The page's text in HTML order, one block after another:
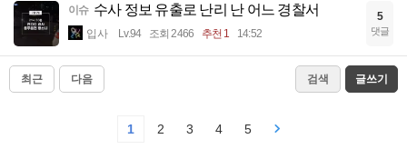
이슈 수사 정보 유출로 난리 난 어느 경찰서
입사 Lv.94 조회 2466 추천 1 14:52
5
댓글
최근 다음 검색 글쓰기
1 2 3 4 5